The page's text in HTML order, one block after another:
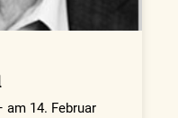
14. Februar